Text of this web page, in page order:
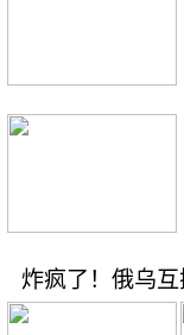
炸疯了！俄乌